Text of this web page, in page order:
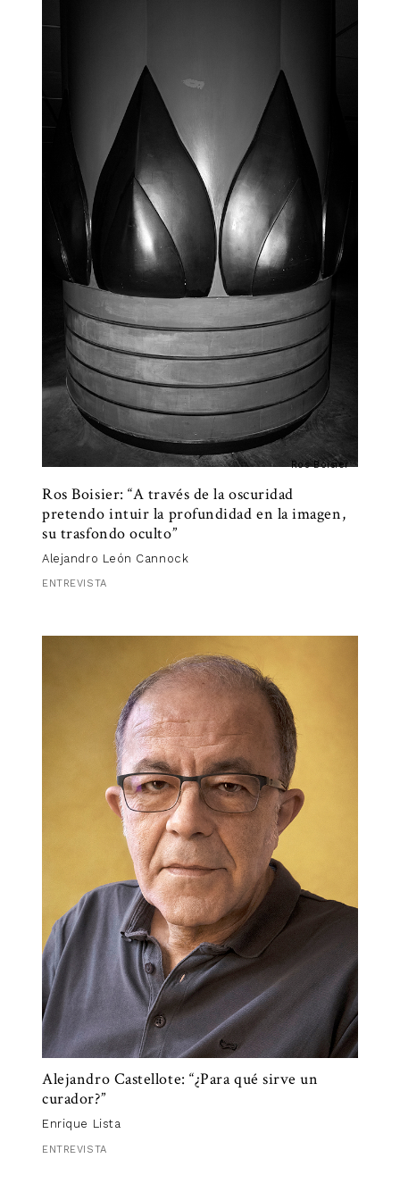
Ros Boisier
Ros Boisier: “A través de la oscuridad
pretendo intuir la profundidad en la imagen,
su trasfondo oculto”
Alejandro León Cannock
ENTREVISTA
Alejandro Castellote: “¿Para qué sirve un
curador?”
Enrique Lista
ENTREVISTA